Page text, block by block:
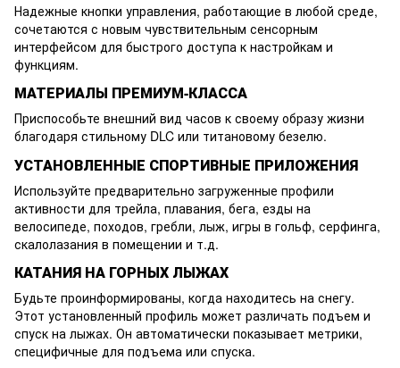
Надежные кнопки управления, работающие в любой среде,
сочетаются с новым чувствительным сенсорным
интерфейсом для быстрого доступа к настройкам и
функциям.
МАТЕРИАЛЫ ПРЕМИУМ-КЛАССА
Приспособьте внешний вид часов к своему образу жизни
благодаря стильному DLC или титановому безелю.
УСТАНОВЛЕННЫЕ СПОРТИВНЫЕ ПРИЛОЖЕНИЯ
Используйте предварительно загруженные профили
активности для трейла, плавания, бега, езды на
велосипеде, походов, гребли, лыж, игры в гольф, серфинга,
скалолазания в помещении и т.д.
КАТАНИЯ НА ГОРНЫХ ЛЫЖАХ
Будьте проинформированы, когда находитесь на снегу.
Этот установленный профиль может различать подъем и
спуск на лыжах. Он автоматически показывает метрики,
специфичные для подъема или спуска.